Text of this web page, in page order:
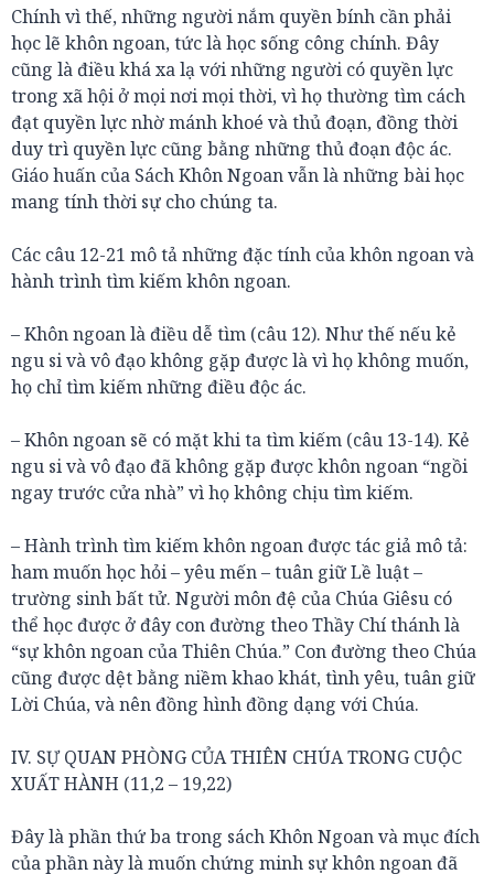
Chính vì thế, những người nắm quyền bính cần phải
học lẽ khôn ngoan, tức là học sống công chính. Đây
cũng là điều khá xa lạ với những người có quyền lực
trong xã hội ở mọi nơi mọi thời, vì họ thường tìm cách
đạt quyền lực nhờ mánh khoé và thủ đoạn, đồng thời
duy trì quyền lực cũng bằng những thủ đoạn độc ác.
Giáo huấn của Sách Khôn Ngoan vẫn là những bài học
mang tính thời sự cho chúng ta.
Các câu 12-21 mô tả những đặc tính của khôn ngoan và
hành trình tìm kiếm khôn ngoan.
– Khôn ngoan là điều dễ tìm (câu 12). Như thế nếu kẻ
ngu si và vô đạo không gặp được là vì họ không muốn,
họ chỉ tìm kiếm những điều độc ác.
– Khôn ngoan sẽ có mặt khi ta tìm kiếm (câu 13-14). Kẻ
ngu si và vô đạo đã không gặp được khôn ngoan “ngồi
ngay trước cửa nhà” vì họ không chịu tìm kiếm.
– Hành trình tìm kiếm khôn ngoan được tác giả mô tả:
ham muốn học hỏi – yêu mến – tuân giữ Lề luật –
trường sinh bất tử. Người môn đệ của Chúa Giêsu có
thể học được ở đây con đường theo Thầy Chí thánh là
“sự khôn ngoan của Thiên Chúa.” Con đường theo Chúa
cũng được dệt bằng niềm khao khát, tình yêu, tuân giữ
Lời Chúa, và nên đồng hình đồng dạng với Chúa.
IV. SỰ QUAN PHÒNG CỦA THIÊN CHÚA TRONG CUỘC
XUẤT HÀNH (11,2 – 19,22)
Đây là phần thứ ba trong sách Khôn Ngoan và mục đích
của phần này là muốn chứng minh sự khôn ngoan đã